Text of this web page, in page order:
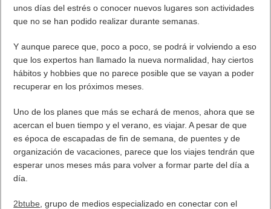
unos días del estrés o conocer nuevos lugares son actividades
que no se han podido realizar durante semanas.
Y aunque parece que, poco a poco, se podrá ir volviendo a eso
que los expertos han llamado la nueva normalidad, hay ciertos
hábitos y hobbies que no parece posible que se vayan a poder
recuperar en los próximos meses.
Uno de los planes que más se echará de menos, ahora que se
acercan el buen tiempo y el verano, es viajar. A pesar de que
es época de escapadas de fin de semana, de puentes y de
organización de vacaciones, parece que los viajes tendrán que
esperar unos meses más para volver a formar parte del día a
día.
2btube , grupo de medios especializado en conectar con el